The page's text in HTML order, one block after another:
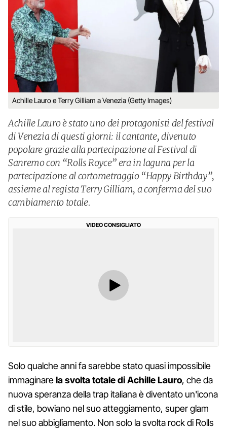
Achille Lauro e Terry Gilliam a Venezia (Getty Images)
Achille Lauro è stato uno dei protagonisti del festival
di Venezia di questi giorni: il cantante, divenuto
popolare grazie alla partecipazione al Festival di
Sanremo con “Rolls Royce” era in laguna per la
partecipazione al cortometraggio “Happy Birthday”,
assieme al regista Terry Gilliam, a conferma del suo
cambiamento totale.
VIDEO CONSIGLIATO
Solo qualche anni fa sarebbe stato quasi impossibile
immaginarela svolta totale di Achille Lauro, che da
nuova speranza della trap italiana è diventato un'icona
di stile, bowiano nel suo atteggiamento, super glam
nel suo abbigliamento. Non solo la svolta rock di Rolls